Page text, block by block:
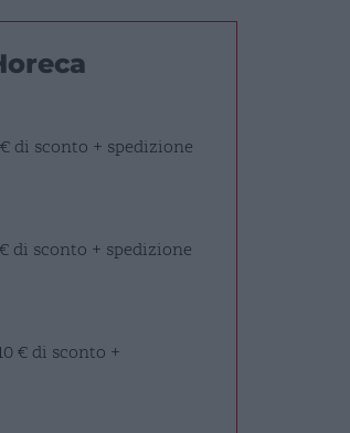
di sconto + spedizione
di sconto + spedizione
€ di sconto +